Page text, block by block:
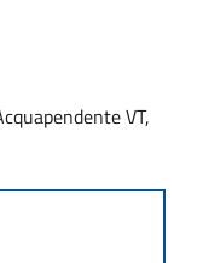
VT,